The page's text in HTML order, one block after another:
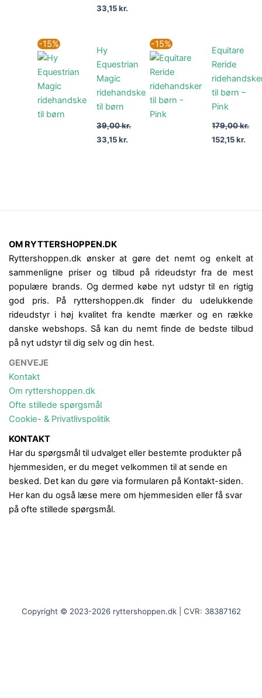
33,15kr.
-15%
Hy
Equestrian
Magic
ridehandske
til børn
39,00kr.
oprindelige
pris
var:
39,00 kr..
33,15kr.
aktuelle
pris
er:
33,15 kr..
-15%
Equitare
Reride
til børn –
Pink
179,00kr.
oprindelige
pris
var:
179,00 kr..
152,15kr.
OM RYTTERSHOPPEN.DK
Ryttershoppen.dk ønsker at gøre det nemt og enkelt at
sammenligne priser og tilbud på rideudstyr fra de mest
populære brands. Og dermed købe nyt udstyr til en rigtig
god pris. På ryttershoppen.dk finder du udelukkende
rideudstyr i høj kvalitet fra kendte mærker og en række
danske webshops. Så kan du nemt finde de bedste tilbud
på nyt udstyr til dig selv og din hest.
GENVEJE
Kontakt
Om ryttershoppen.dk
Ofte stillede spørgsmål
Cookie- & Privatlivspolitik
KONTAKT
Har du spørgsmål til udvalget eller bestemte produkter på
hjemmesiden, er du meget velkommen til at sende en
besked. Det kan du gøre via formularen på Kontakt-siden.
Her kan du også læse mere om hjemmesiden eller få svar
på ofte stillede spørgsmål.
Copyright © 2023-2026 ryttershoppen.dk | CVR: 38387162